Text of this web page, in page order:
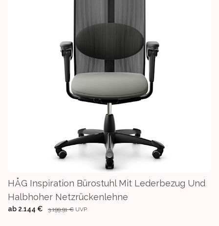
HÅG Inspiration Bürostuhl Mit Lederbezug Und
Halbhoher Netzrückenlehne
ab 2.144 € 3.199,91 € UVP